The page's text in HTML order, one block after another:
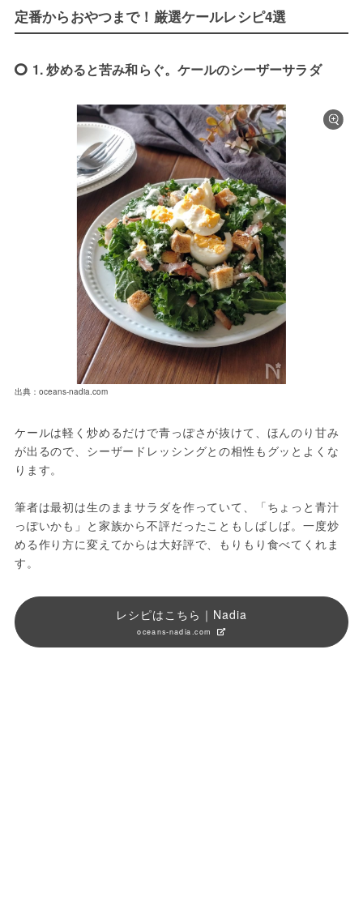
定番からおやつまで！厳選ケールレシピ4選
1. 炒めると苦み和らぐ。ケールのシーザーサラダ
出典：oceans-nadia.com
ケールは軽く炒めるだけで青っぽさが抜けて、ほんのり甘み
が出るので、シーザードレッシングとの相性もグッとよくな
ります。
筆者は最初は生のままサラダを作っていて、「ちょっと青汁
っぽいかも」と家族から不評だったこともしばしば。一度炒
める作り方に変えてからは大好評で、もりもり食べてくれま
す。
レシピはこちら｜Nadia
oceans-nadia.com